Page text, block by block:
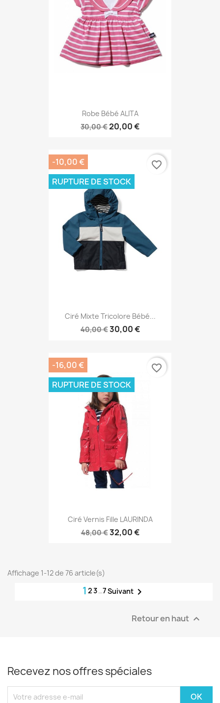
Robe Bébé ALITA
30,00 €20,00 €
Ciré Mixte Tricolore Bébé...
40,00 €30,00 €
-10,00 €
RUPTURE DE STOCK
favorite_border
Ciré Vernis Fille LAURINDA
48,00 €32,00 €
-16,00 €
RUPTURE DE STOCK
favorite_border
Affichage 1-12 de 76 article(s)
1 23…7Suivant
Retour en haut 
Recevez nos offres spéciales